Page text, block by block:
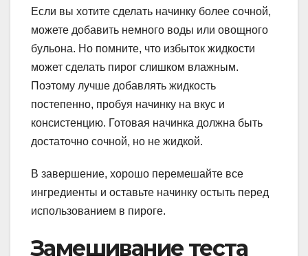
Если вы хотите сделать начинку более сочной,
можете добавить немного воды или овощного
бульона. Но помните, что избыток жидкости
может сделать пирог слишком влажным.
Поэтому лучше добавлять жидкость
постепенно, пробуя начинку на вкус и
консистенцию. Готовая начинка должна быть
достаточно сочной, но не жидкой.
В завершение, хорошо перемешайте все
ингредиенты и оставьте начинку остыть перед
использованием в пироге.
Замешивание теста